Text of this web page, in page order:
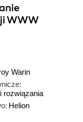
WWW
Warin
rozwiązania
Helion